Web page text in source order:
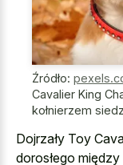
Źródło:
Cavalier King
kołnierzem
Dojrzały Toy
dorosłego